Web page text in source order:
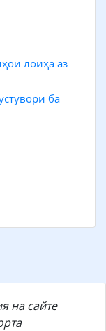
лоиҳа аз
ба
на сайте